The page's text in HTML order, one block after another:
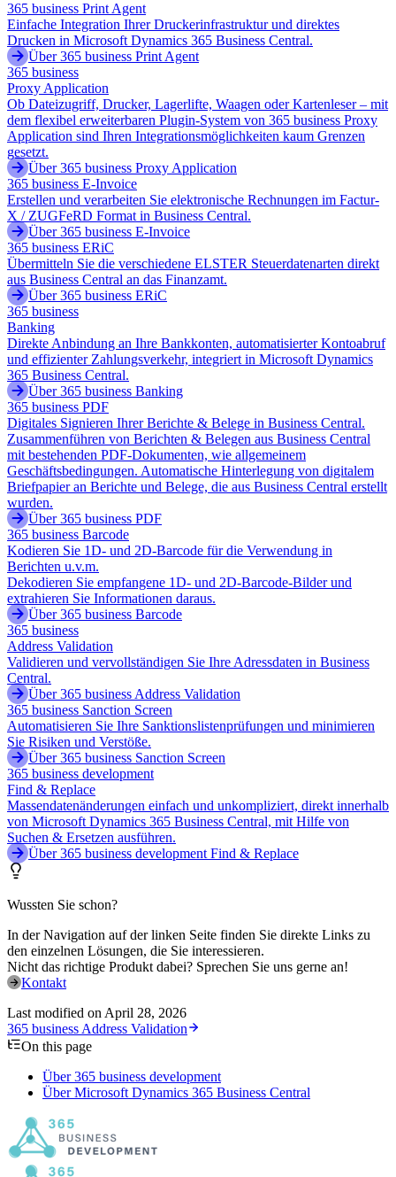
365 business Print Agent
Einfache Integration Ihrer Druckerinfrastruktur und direktes
Drucken in Microsoft Dynamics 365 Business Central.
Über 365 business Print Agent
365 business
Proxy Application
Ob Dateizugriff, Drucker, Lagerlifte, Waagen oder Kartenleser – mit
dem flexibel erweiterbaren Plugin-System von 365 business Proxy
Application sind Ihren Integrationsmöglichkeiten kaum Grenzen
gesetzt.
Über 365 business Proxy Application
365 business E-Invoice
Erstellen und verarbeiten Sie elektronische Rechnungen im Factur-
X / ZUGFeRD Format in Business Central.
Über 365 business E-Invoice
365 business ERiC
Übermitteln Sie die verschiedene ELSTER Steuerdatenarten direkt
aus Business Central an das Finanzamt.
Über 365 business ERiC
365 business
Banking
Direkte Anbindung an Ihre Bankkonten, automatisierter Kontoabruf
und effizienter Zahlungsverkehr, integriert in Microsoft Dynamics
365 Business Central.
Über 365 business Banking
365 business PDF
Digitales Signieren Ihrer Berichte & Belege in Business Central.
Zusammenführen von Berichten & Belegen aus Business Central
mit bestehenden PDF-Dokumenten, wie allgemeinem
Geschäftsbedingungen. Automatische Hinterlegung von digitalem
Briefpapier an Berichte und Belege, die aus Business Central erstellt
wurden.
Über 365 business PDF
365 business Barcode
Kodieren Sie 1D- und 2D-Barcode für die Verwendung in
Berichten u.v.m.
Dekodieren Sie empfangene 1D- und 2D-Barcode-Bilder und
extrahieren Sie Informationen daraus.
Über 365 business Barcode
365 business
Address Validation
Validieren und vervollständigen Sie Ihre Adressdaten in Business
Central.
Über 365 business Address Validation
365 business Sanction Screen
Automatisieren Sie Ihre Sanktionslistenprüfungen und minimieren
Sie Risiken und Verstöße.
Über 365 business Sanction Screen
365 business development
Find & Replace
Massendatenänderungen einfach und unkompliziert, direkt innerhalb
von Microsoft Dynamics 365 Business Central, mit Hilfe von
Suchen & Ersetzen ausführen.
Über 365 business development Find & Replace
Wussten Sie schon?
In der Navigation auf der linken Seite finden Sie direkte Links zu
den einzelnen Lösungen, die Sie interessieren.
Nicht das richtige Produkt dabei? Sprechen Sie uns gerne an!
Kontakt
Last modified on April 28, 2026
365 business Address Validation
On this page
Über 365 business development
Über Microsoft Dynamics 365 Business Central